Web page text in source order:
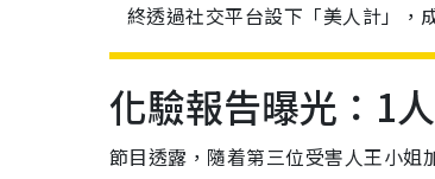
終透過社交平台設下「美人計」，
化驗報告曝光：1
節目透露，隨着第三位受害人王小